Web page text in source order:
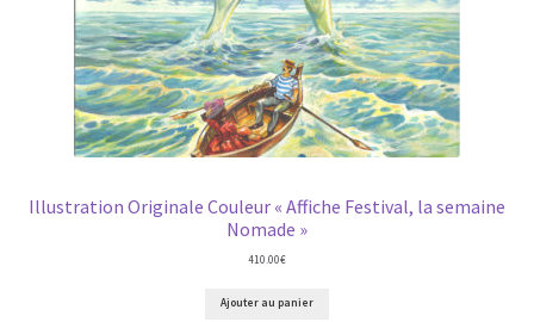
Illustration Originale Couleur « Affiche Festival, la semaine
Nomade »
410.00€
Ajouter au panier